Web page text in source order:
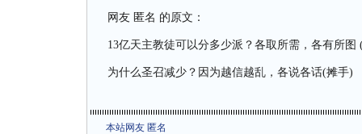
网友 匿名 的原文：
13亿天主教徒可以分多少派？各取所需，各有所图
为什么圣召减少？因为越信越乱，各说各话(摊手)
本站网友 匿名